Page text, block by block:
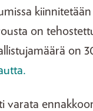
on
on
varata